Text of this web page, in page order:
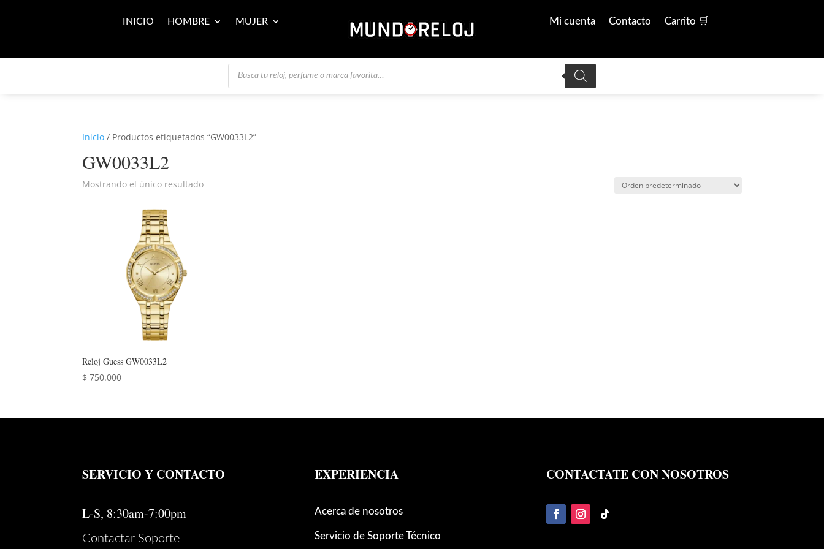
INICIO HOMBRE MUJER Mi cuenta Contacto Carrito 🛒
Búsqueda
productos
Inicio / Productos etiquetados “GW0033L2”
GW0033L2
Mostrando el único resultado
Reloj Guess GW0033L2
$ 750.000
SERVICIO Y CONTACTO
L-S, 8:30am-7:00pm
Contactar Soporte
EXPERIENCIA
Acerca de nosotros
Servicio de Soporte Técnico
CONTACTATE CON NOSOTROS